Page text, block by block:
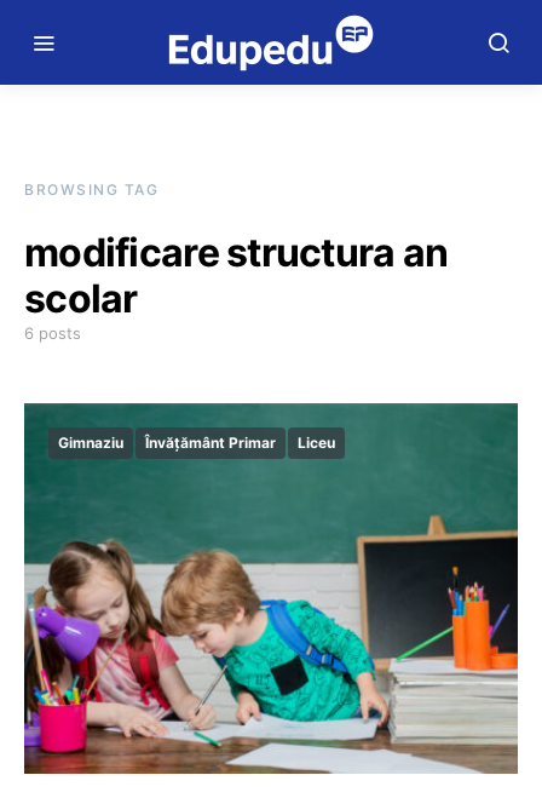
BROWSING TAG
modificare structura an
scolar
6 posts
Gimnaziu Învățământ Primar Liceu